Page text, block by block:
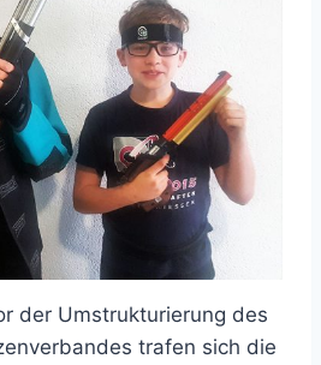
der Umstrukturierung des
trafen sich die